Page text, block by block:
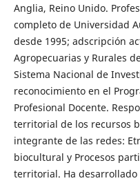
Anglia, Reino Unido.
completo de Universidad
desde 1995; adscripción
Agropecuarias y Rurales
Sistema Nacional de
reconocimiento en el
Profesional Docente.
territorial de los recursos
integrante de las redes:
biocultural y Procesos
territorial. Ha